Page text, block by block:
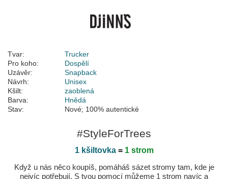
Tvar:
Trucker
Pro koho:
Dospělí
Uzávěr:
Snapback
Návrh:
Unisex
Kšilt:
zaoblená
Barva:
Hnědá
Stav:
Nové; 100% autentické
#StyleForTrees
1 kšiltovka= 1 strom
Když u nás něco koupíš, pomáháš sázet stromy tam, kde je
nejvíc potřebují. S tvou pomocí můžeme 1 strom navíc a